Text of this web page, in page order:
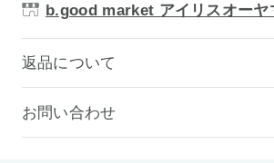
b.good market アイリスオーヤ
返品について
お問い合わせ